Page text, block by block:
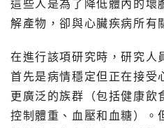
這些人是為了降低體內的壞
解產物，卻與心臟疾病所有
在進行該項研究時，研究人
首先是病情穩定但正在接受
更廣泛的族群（包括健康飲
控制體重、血壓和血糖）。